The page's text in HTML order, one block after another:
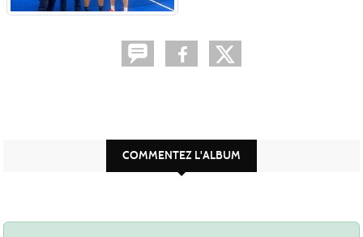
COMMENTEZ L'ALBUM